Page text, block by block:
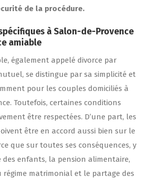
de la procédure.
à Salon-de-Provence
amiable
également appelé divorce par
se distingue par sa simplicité et
pour les couples domiciliés à
Toutefois, certaines conditions
être respectées. D’une part, les
être en accord aussi bien sur le
que sur toutes ses conséquences, y
des enfants, la pension alimentaire,
matrimonial et le partage des